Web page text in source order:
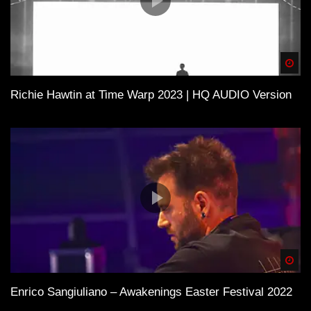
Richie Hawtin at Time Warp 2023 | HQ AUDIO Version
Enrico Sangiuliano – Awakenings Easter Festival 2022